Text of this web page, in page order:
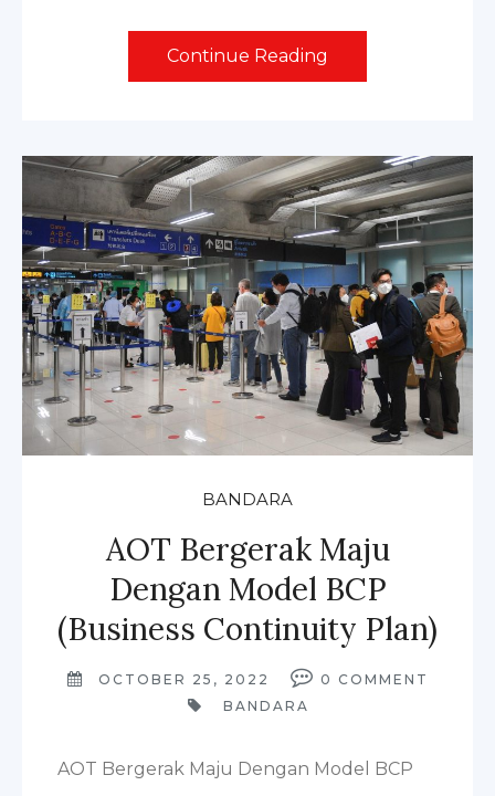
Continue Reading
BANDARA
AOT Bergerak Maju
Dengan Model BCP
(Business Continuity Plan)
OCTOBER 25, 2022 0 COMMENT
BANDARA
AOT Bergerak Maju Dengan Model BCP